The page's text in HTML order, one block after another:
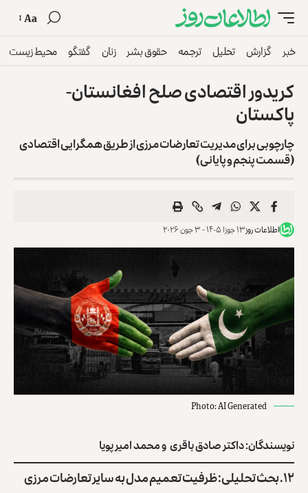
Aa
خبر گزارش تحلیل ترجمه حقوق بشر زنان گفتگو محیط زیست
کریدور اقتصادی صلح افغانستان-
پاکستان
چارچوبی برای مدیریت تعارضات مرزی از طریق همگرایی اقتصادی
(قسمت پنجم و پایانی)
اطلاعات روز۱۳ جوزا ۱۴۰۵ - ۳ جون ۲۰۲۶
Photo: AI Generated
نویسندگان: داکتر صادق باقری و محمد امیر پویا
۱۲. بحث تحلیلی: ظرفیت تعمیم مدل به سایر تعارضات مرزی